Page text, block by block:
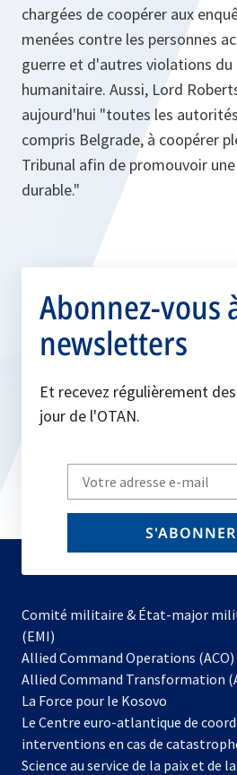
chargées de coopérer aux
menées contre les personnes
guerre et d'autres violations
humanitaire. Aussi, Lord
aujourd'hui "toutes les
compris Belgrade, à coopérer
Tribunal afin de promouvoir
durable."
Abonnez-vous
newsletters
Et recevez régulièrement
jour de l'OTAN.
Write
your
email
S'ABONNER
Comité militaire & État-major
(EMI)
Allied Command Operations (ACO)
Allied Command Transformation
La Force pour le Kosovo
dans
un
nouvel
Le Centre euro-atlantique de
interventions en cas de
Science au service de la paix et de